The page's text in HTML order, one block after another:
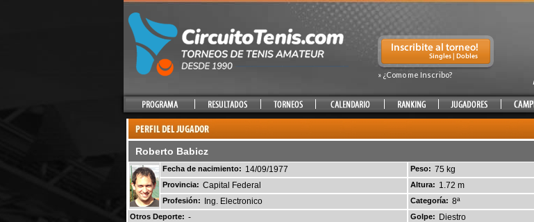
» ¿Como me Inscribo?
Roberto Babicz
Fecha de nacimiento: 14/09/1977 Peso: 75 kg
Provincia: Capital Federal Altura: 1.72 m
Profesión: Ing. Electronico Categoría: 8ª
Otros Deporte: - Golpe: Diestro